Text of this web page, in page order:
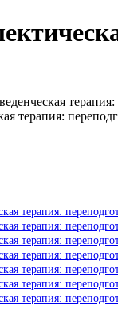
терапия:
терапия:
терапия:
терапия:
терапия:
терапия:
терапия:
терапия: